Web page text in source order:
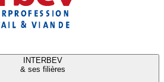
INTERBEV
& ses filières